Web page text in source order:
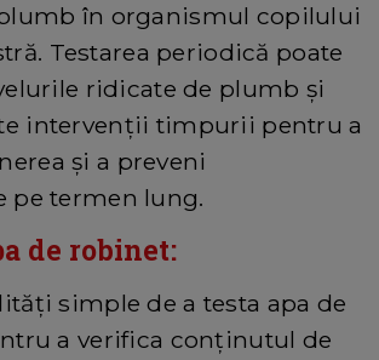
în organismul copilului
Testarea periodică poate
ridicate de plumb și
intervenții timpurii pentru a
și a preveni
pe termen lung.
de robinet:
simple de a testa apa de
a verifica conținutul de